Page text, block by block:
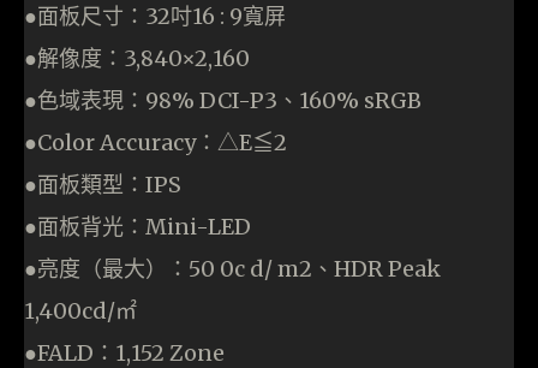
●面板尺寸：32吋16 : 9寬屏
●解像度：3,840×2,160
●色域表現：98% DCI-P3、160% sRGB
●Color Accuracy：△E≦2
●面板類型：IPS
●面板背光：Mini-LED
●亮度（最大）：50 0c d/ m2、HDR Peak
1,400cd/㎡
●FALD：1,152 Zone